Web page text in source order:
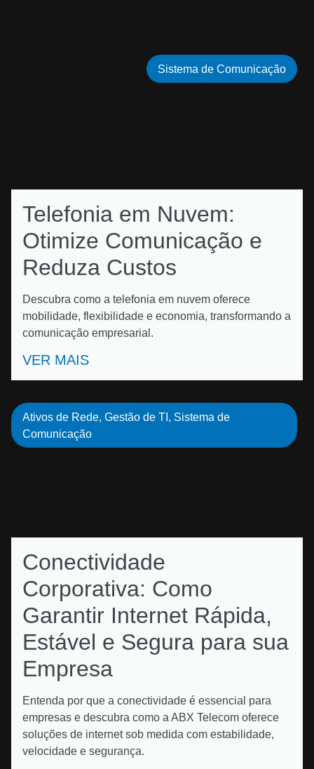
Telefonia em Nuvem:
Otimize Comunicação e
Reduza Custos
Descubra como a telefonia em nuvem oferece
mobilidade, flexibilidade e economia, transformando a
comunicação empresarial.
VER MAIS
Sistema de Comunicação
Conectividade
Corporativa: Como
Garantir Internet Rápida,
Estável e Segura para sua
Empresa
Entenda por que a conectividade é essencial para
empresas e descubra como a ABX Telecom oferece
soluções de internet sob medida com estabilidade,
velocidade e segurança.
Ativos de Rede, Gestão de TI , Sistema de
Comunicação